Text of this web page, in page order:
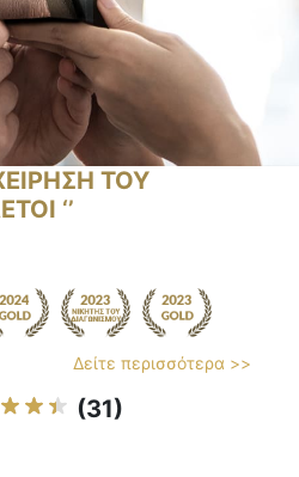
ΤΟΥ
‘’
Δείτε περισσότερα >>
(31)